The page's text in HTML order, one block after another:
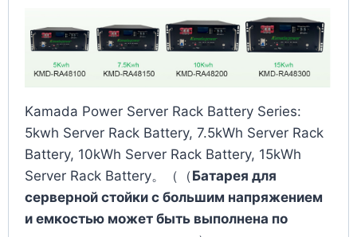
Kamada Power Server Rack Battery Series:
5kwh Server Rack Battery, 7.5kWh Server Rack
Battery, 10kWh Server Rack Battery, 15kWh
Server Rack Battery。（（Батарея для
серверной стойки с большим напряжением
и емкостью может быть выполнена по